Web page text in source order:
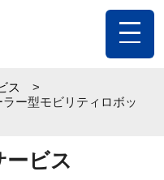
toggle
ス
ー型モビリティロボッ
ービス